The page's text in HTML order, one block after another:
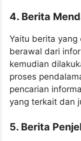
4. Berita
Yaitu berita yang
berawal dari
kemudian
proses
pencarian
yang terkait dan
5. Berita